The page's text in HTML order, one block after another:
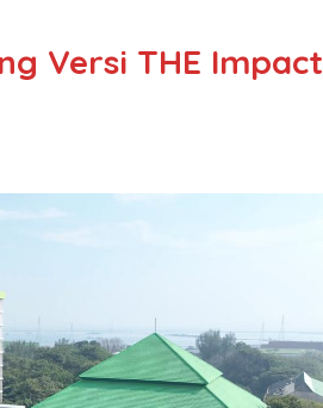
Versi THE Impact